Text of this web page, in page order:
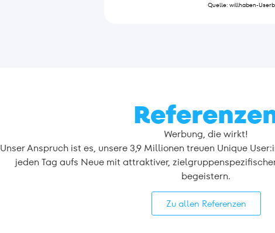
Quelle: willhaben-
Werbung, die wirkt!
Unser Anspruch ist es, unsere 3,9 Millionen treuen Unique
jeden Tag aufs Neue mit attraktiver,
begeistern.
Zu allen Referenzen